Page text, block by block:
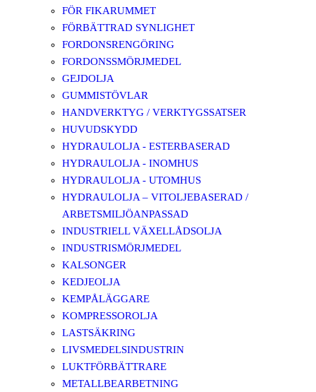
FÖR FIKARUMMET
FÖRBÄTTRAD SYNLIGHET
FORDONSRENGÖRING
FORDONSSMÖRJMEDEL
GEJDOLJA
GUMMISTÖVLAR
HANDVERKTYG / VERKTYGSSATSER
HUVUDSKYDD
HYDRAULOLJA - ESTERBASERAD
HYDRAULOLJA - INOMHUS
HYDRAULOLJA - UTOMHUS
HYDRAULOLJA – VITOLJEBASERAD /
ARBETSMILJÖANPASSAD
INDUSTRIELL VÄXELLÅDSOLJA
INDUSTRISMÖRJMEDEL
KALSONGER
KEDJEOLJA
KEMPÅLÄGGARE
KOMPRESSOROLJA
LASTSÄKRING
LIVSMEDELSINDUSTRIN
LUKTFÖRBÄTTRARE
METALLBEARBETNING